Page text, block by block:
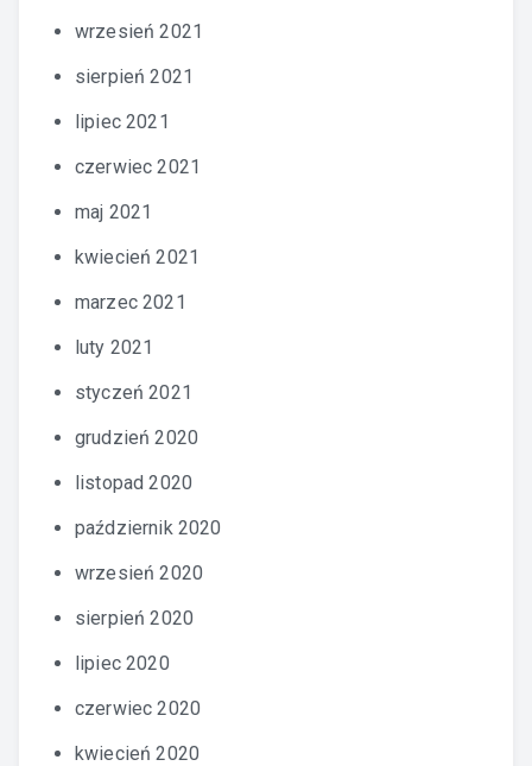
wrzesień 2021
sierpień 2021
lipiec 2021
czerwiec 2021
maj 2021
kwiecień 2021
marzec 2021
luty 2021
styczeń 2021
grudzień 2020
listopad 2020
październik 2020
wrzesień 2020
sierpień 2020
lipiec 2020
czerwiec 2020
kwiecień 2020